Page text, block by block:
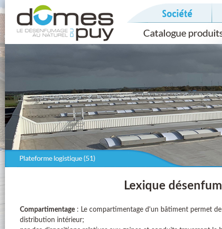
Lexique
Compartimentage : Le compartimentage d'un bâtiment permet
distribution intérieur;